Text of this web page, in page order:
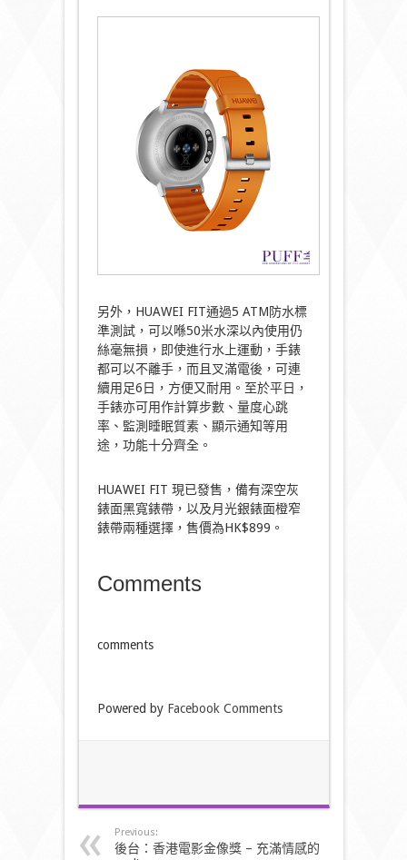
另外，HUAWEI FIT通過5 ATM防水標
準測試，可以喺50米水深以內使用仍
絲毫無損，即使進行水上運動，手錶
都可以不離手，而且叉滿電後，可連
續用足6日，方便又耐用。至於平日，
手錶亦可用作計算步數、量度心跳
率、監測睡眠質素、顯示通知等用
途，功能十分齊全。
HUAWEI FIT 現已發售，備有深空灰
錶面黑寬錶帶，以及月光銀錶面橙窄
錶帶兩種選擇，售價為HK$899。
Comments
comments
Powered by Facebook Comments
Previous:
後台：香港電影金像獎 – 充滿情感的